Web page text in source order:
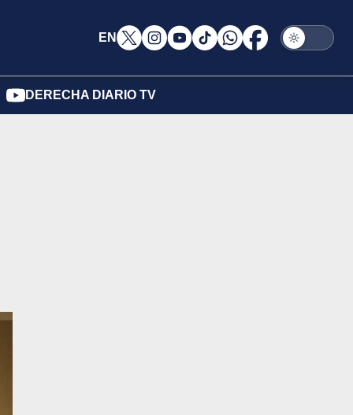
EN
DERECHA DIARIO TV